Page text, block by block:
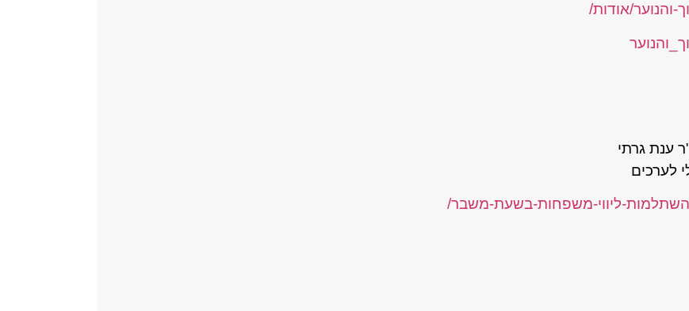
ענת גרתי
לערכים